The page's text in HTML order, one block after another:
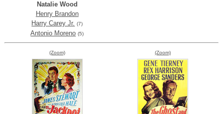
Natalie Wood
Henry Brandon
Harry Carey Jr. (7)
Antonio Moreno (5)
(Zoom) (Zoom)